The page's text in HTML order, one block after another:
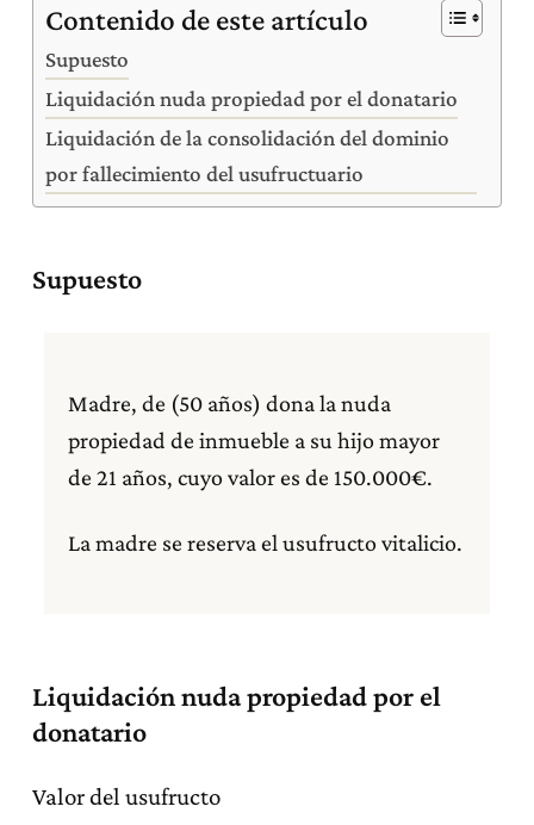
Contenido de este artículo
Supuesto
Liquidación nuda propiedad por el donatario
Liquidación de la consolidación del dominio
por fallecimiento del usufructuario
Supuesto
Madre, de (50 años) dona la nuda
propiedad de inmueble a su hijo mayor
de 21 años, cuyo valor es de 150.000€.
La madre se reserva el usufructo vitalicio.
Liquidación nuda propiedad por el
donatario
Valor del usufructo